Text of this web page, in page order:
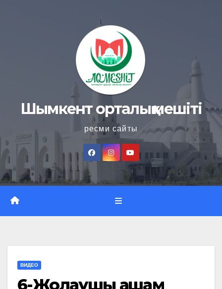
Шымкент орталық мешіті
ресми сайты
ВИДЕО
6-Жолаушы ақшам